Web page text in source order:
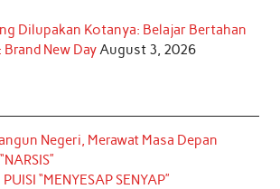
Dilupakan Kotanya: Belajar Bertahan
New DayAugust 3, 2026
Negeri, Merawat Masa Depan
“MENYESAP SENYAP”